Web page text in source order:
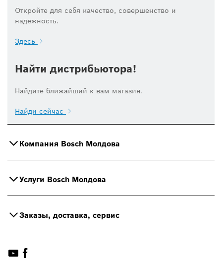
Откройте для себя качество, совершенство и
надежность.
Здесь
Найти дистрибьютора!
Найдите ближайший к вам магазин.
Найди сейчас
Компания Bosch Молдова
Услуги Bosch Молдова
Заказы, доставка, сервис